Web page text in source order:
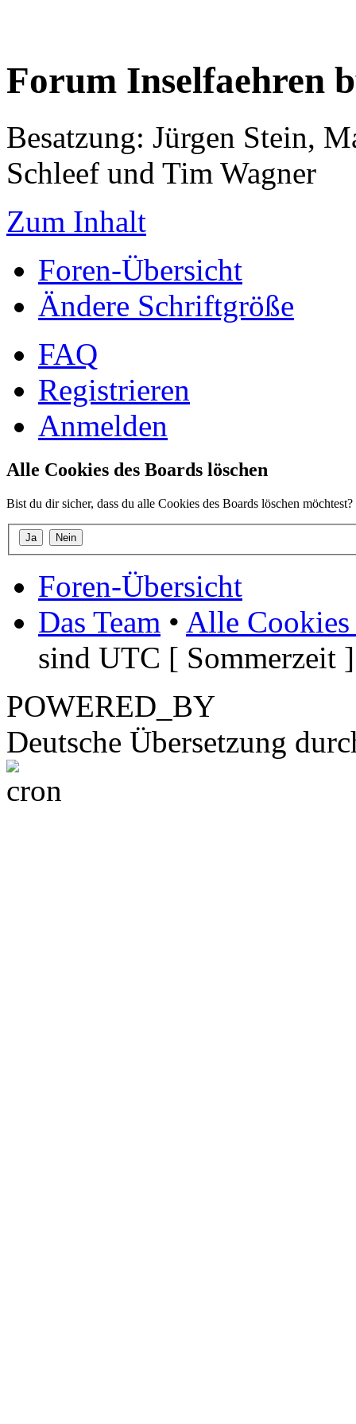
Forum Inselfaehren
Besatzung: Jürgen Stein,
Schleef und Tim Wagner
Zum Inhalt
Foren-Übersicht
Ändere Schriftgröße
FAQ
Registrieren
Anmelden
Alle Cookies des Boards löschen
Bist du dir sicher, dass du alle Cookies des Boards löschen möchtest?
Foren-Übersicht
Das Team • Alle Cookies
sind UTC [ Sommerzeit ]
POWERED_BY
Deutsche Übersetzung